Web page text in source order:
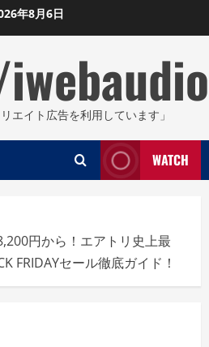
年8月6日
エイト広告を利用しています」
WATCH
円から！エアトリ史上最
FRIDAYセール徹底ガイド！